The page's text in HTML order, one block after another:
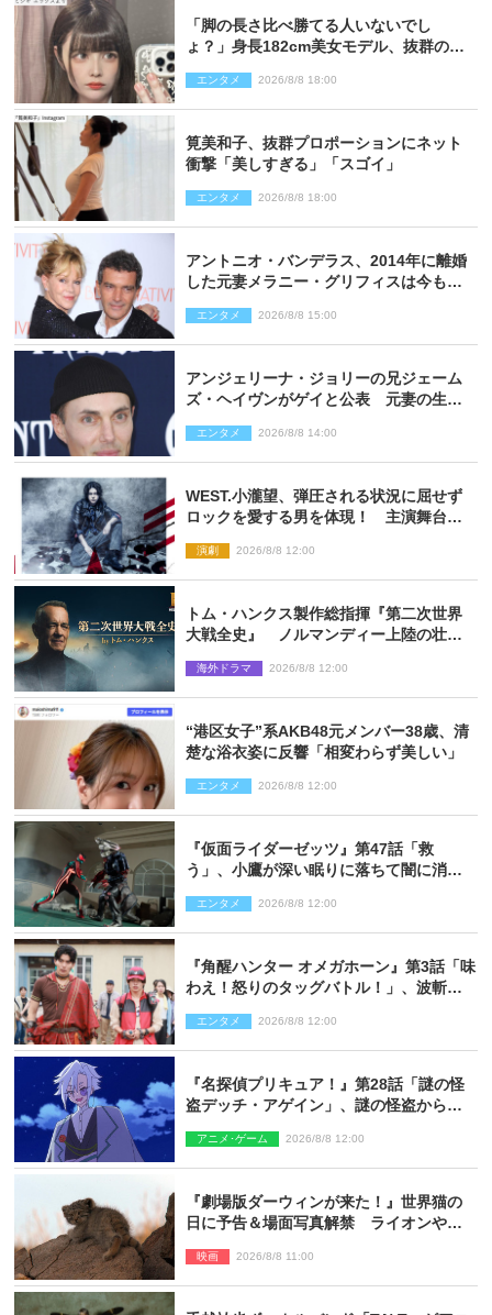
「脚の長さ比べ勝てる人いないでし
ょ？」身長182cm美女モデル、抜群のプ
エンタメ 2026/8/8 18:00
筧美和子、抜群プロポーションにネット
衝撃「美しすぎる」「スゴイ」
エンタメ 2026/8/8 18:00
アントニオ・バンデラス、2014年に離婚
した元妻メラニー・グリフィスは今も
エンタメ 2026/8/8 15:00
アンジェリーナ・ジョリーの兄ジェーム
ズ・ヘイヴンがゲイと公表 元妻の生配
エンタメ 2026/8/8 14:00
WEST.小瀧望、弾圧される状況に屈せず
ロックを愛する男を体現！ 主演舞台
演劇 2026/8/8 12:00
トム・ハンクス製作総指揮『第二次世界
大戦全史』 ノルマンディー上陸の壮絶
海外ドラマ 2026/8/8 12:00
“港区女子”系AKB48元メンバー38歳、清
楚な浴衣姿に反響「相変わらず美しい」
エンタメ 2026/8/8 12:00
『仮面ライダーゼッツ』第47話「救
う」、小鷹が深い眠りに落ちて闇に消え
エンタメ 2026/8/8 12:00
『角醒ハンター オメガホーン』第3話「味
わえ！怒りのタッグバトル！」、波斬の
エンタメ 2026/8/8 12:00
『名探偵プリキュア！』第28話「謎の怪
盗デッチ・アゲイン」、謎の怪盗から不
アニメ･ゲーム 2026/8/8 12:00
『劇場版ダーウィンが来た！』世界猫の
日に予告＆場面写真解禁 ライオンやマ
映画 2026/8/8 11:00